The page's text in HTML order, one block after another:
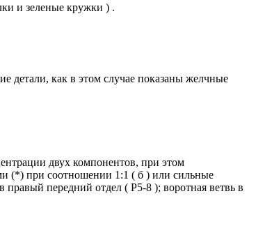
и зеленые кружки ) .
детали, как в этом случае показаны желчные
двух компонентов, при этом
(*) при соотношении 1:1 ( б ) или сильные
правый передний отдел ( Р5-8 ); воротная ветвь в